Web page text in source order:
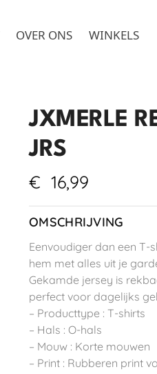
OVER ONS WINKELS
JXMERLE
JRS
€ 16,99
OMSCHRIJVING
Eenvoudiger dan een T-
hem met alles uit je
Gekamde jersey is
perfect voor dagelijks
– Producttype : T-shirts
– Hals : O-hals
– Mouw : Korte mouwen
– Print : Rubberen print